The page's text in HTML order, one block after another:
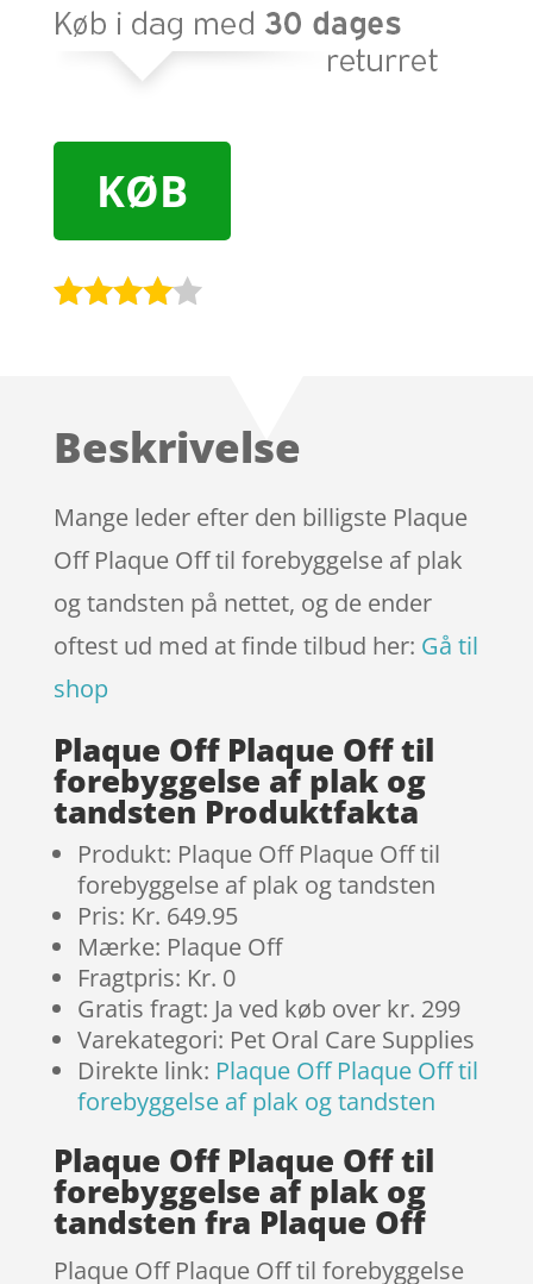
KØB
på
ømmels
er
Beskrivelse
Mange leder efter den billigste Plaque
Off Plaque Off til forebyggelse af plak
og tandsten på nettet, og de ender
oftest ud med at finde tilbud her: Gå til
shop
Plaque Off Plaque Off til
forebyggelse af plak og
tandsten Produktfakta
Produkt: Plaque Off Plaque Off til
forebyggelse af plak og tandsten
Pris: Kr. 649.95
Mærke: Plaque Off
Fragtpris: Kr. 0
Gratis fragt: Ja ved køb over kr. 299
Varekategori: Pet Oral Care Supplies
Direkte link: Plaque Off Plaque Off til
forebyggelse af plak og tandsten
Plaque Off Plaque Off til
forebyggelse af plak og
tandsten fra Plaque Off
Plaque Off Plaque Off til forebyggelse